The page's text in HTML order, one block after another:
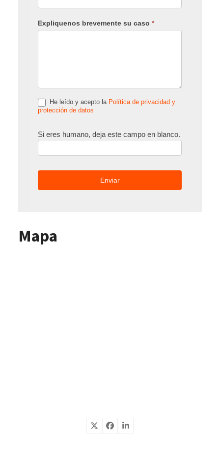
Expliquenos brevemente su caso*
He leído y acepto la Política de privacidad y
protección de datos
Si eres humano, deja este campo en blanco.
Mapa